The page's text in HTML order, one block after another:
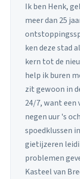
Ik ben Henk,
meer dan 25
ken deze stad
kern tot de
help ik buren
zit gewoon in
24/7, want
negen uur 's
spoedklussen
gietijzeren
problemen
Kasteel van